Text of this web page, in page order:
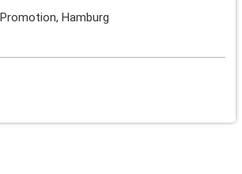
Promotion, Hamburg